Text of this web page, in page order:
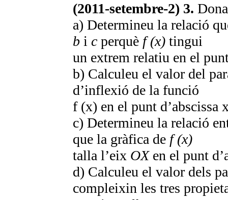
(2011-setembre-2) 3.
a) Determineu la relació
b i c perquè f (x) tingui
un extrem relatiu en el
b) Calculeu el valor del
d’inflexió de la funció
f (x) en el punt d’abscissa
c) Determineu la relació
que la gràfica de f (x)
talla l’eix OXen el punt
d) Calculeu el valor dels
compleixin les tres